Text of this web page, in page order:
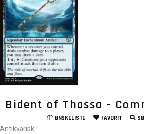
Bident of Thassa -
ØNSKELISTE FAVORIT
Antikvarisk